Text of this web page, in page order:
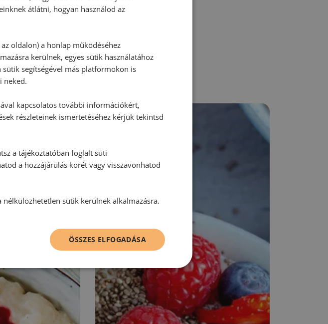
kérjük,jelentkezz be!
átlátni, hogyan használod az
oldalon) a honlap működéséhez
kerülnek, egyes sütik használatához
sütik segítségével más platformokon is
neked.
kapcsolatos további információkért,
részleteinek ismertetéséhez kérjük tekintsd
a tájékoztatóban foglalt süti
a hozzájárulás körét vagy visszavonhatod
nélkülözhetetlen sütik kerülnek alkalmazásra.
ÖSSZES ELFOGADÁSA